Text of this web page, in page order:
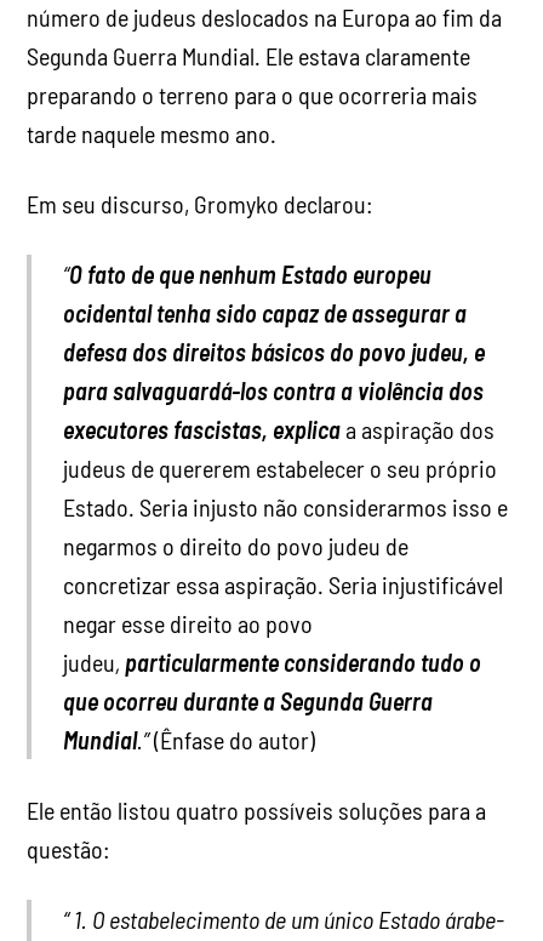
número de judeus deslocados na Europa ao fim da
Segunda Guerra Mundial. Ele estava claramente
preparando o terreno para o que ocorreria mais
tarde naquele mesmo ano.
Em seu discurso, Gromyko declarou:
“O fato de que nenhum Estado europeu
ocidental tenha sido capaz de assegurar a
defesa dos direitos básicos do povo judeu, e
para salvaguardá-los contra a violência dos
executores fascistas, explica a aspiração dos
judeus de quererem estabelecer o seu próprio
Estado. Seria injusto não considerarmos isso e
negarmos o direito do povo judeu de
concretizar essa aspiração. Seria injustificável
negar esse direito ao povo
judeu, particularmente considerando tudo o
que ocorreu durante a Segunda Guerra
Mundial.”(Ênfase do autor)
Ele então listou quatro possíveis soluções para a
questão:
“ 1. O estabelecimento de um único Estado árabe-